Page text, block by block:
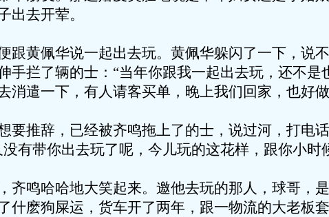
出去开荤。
黄佩华说一起出去玩。黄佩华躲闪了一下，说
手拦了辆的士：“当年你跟我一起出去玩，还不
消遣一下，有人请客买单，晚上我们回家，也好
推辞，已经被齐鸣拖上了的士，说过河，打电
有带你出去玩了呢，今儿玩的这花样，跟你小时
鸣哈哈地大笑起来。邀他去玩的那人，球哥，
什麽狗屎运，货车开了两年，跟一物流的大老板